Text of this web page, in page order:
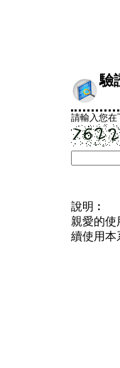
驗
請輸入您在
說明︰
親愛的使
續使用本